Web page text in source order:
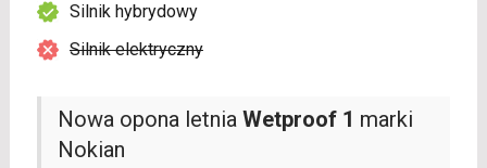
Nowa opona letnia Wetproof 1 marki
Nokian
Silnik hybrydowy
Silnik elektryczny